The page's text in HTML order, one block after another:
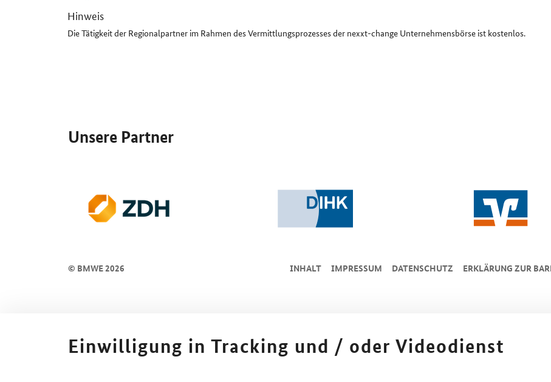
Hinweis
Die Tätigkeit der Regionalpartner im Rahmen des Vermittlungsprozesses der nexxt-change Unternehmensbörse ist kostenlos.
Unsere Partner
© BMWE 2026 INHALT IMPRESSUM DA­TEN­SCHUTZ ERKLÄRUNG ZUR
Einwilligung in Tracking und / oder Videodienst